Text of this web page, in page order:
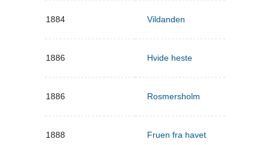
1884 Vildanden
1886 Hvide heste
1886 Rosmersholm
1888 Fruen fra havet